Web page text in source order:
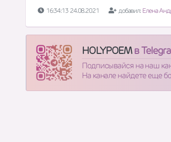
16:34:13 24.08.2021 добавил: Елена
HOLYPOEMв
Подписывайся на наш
На канале найдете еще